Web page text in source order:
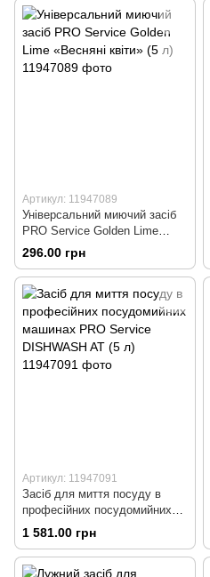
Артикул: 11947089
Універсальний миючий засіб
PRO Service Golden Lime
«Весняні квіти» (5 л)
296.00 грн
Артикул: 11947091
Засіб для миття посуду в
професійних посудомийних
машинах PRO Service
DISHWASH AT (5 л)
1 581.00 грн